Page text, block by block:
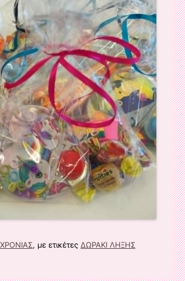
, με ετικέτες ΔΩΡΑΚΙ ΛΗΞΗΣ